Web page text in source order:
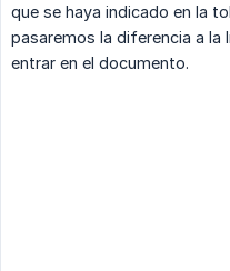
que se haya indicado en la
pasaremos la diferencia a la
entrar en el documento.